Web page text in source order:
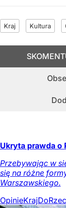
Kraj Kultura
Ukryta prawda o
Przebywając w
się na różne
Warszawskiego.
OpinieKraj